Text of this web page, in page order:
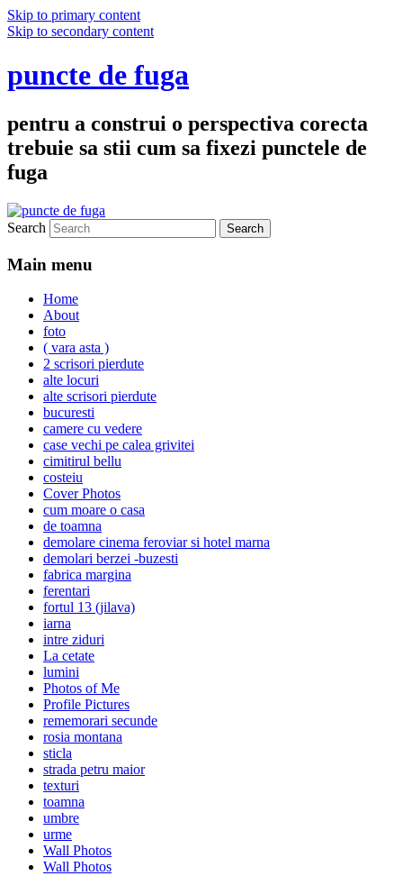
Skip to primary content
Skip to secondary content
puncte de fuga
pentru a construi o perspectiva corecta
trebuie sa stii cum sa fixezi punctele de
fuga
Search
Main menu
Home
About
foto
( vara asta )
2 scrisori pierdute
alte locuri
alte scrisori pierdute
bucuresti
camere cu vedere
case vechi pe calea grivitei
cimitirul bellu
costeiu
Cover Photos
cum moare o casa
de toamna
demolare cinema feroviar si hotel marna
demolari berzei -buzesti
fabrica margina
ferentari
fortul 13 (jilava)
iarna
intre ziduri
La cetate
lumini
Photos of Me
Profile Pictures
rememorari secunde
rosia montana
sticla
strada petru maior
texturi
toamna
umbre
urme
Wall Photos
Wall Photos